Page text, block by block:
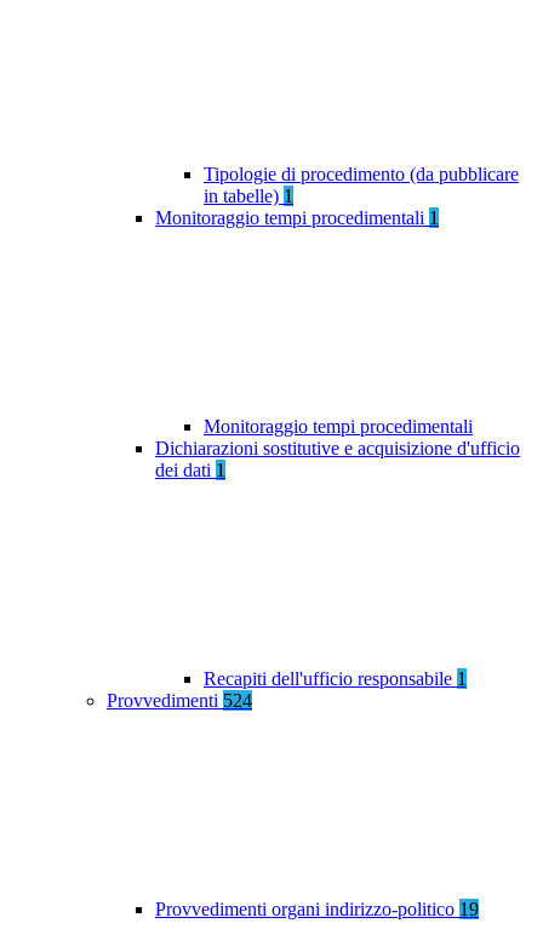
Tipologie di procedimento (da pubblicare
in tabelle) 1
Monitoraggio tempi procedimentali 1
Monitoraggio tempi procedimentali
Dichiarazioni sostitutive e acquisizione d'ufficio
dei dati 1
Recapiti dell'ufficio responsabile 1
Provvedimenti 524
Provvedimenti organi indirizzo-politico 19